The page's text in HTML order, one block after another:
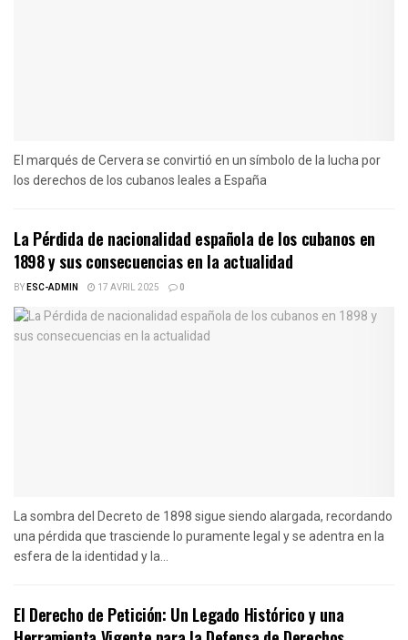
El marqués de Cervera se convirtió en un símbolo de la lucha por
los derechos de los cubanos leales a España
La Pérdida de nacionalidad española de los cubanos en
1898 y sus consecuencias en la actualidad
BYESC-ADMIN 17 AVRIL 2025 0
La sombra del Decreto de 1898 sigue siendo alargada, recordando
una pérdida que trasciende lo puramente legal y se adentra en la
esfera de la identidad y la...
El Derecho de Petición: Un Legado Histórico y una